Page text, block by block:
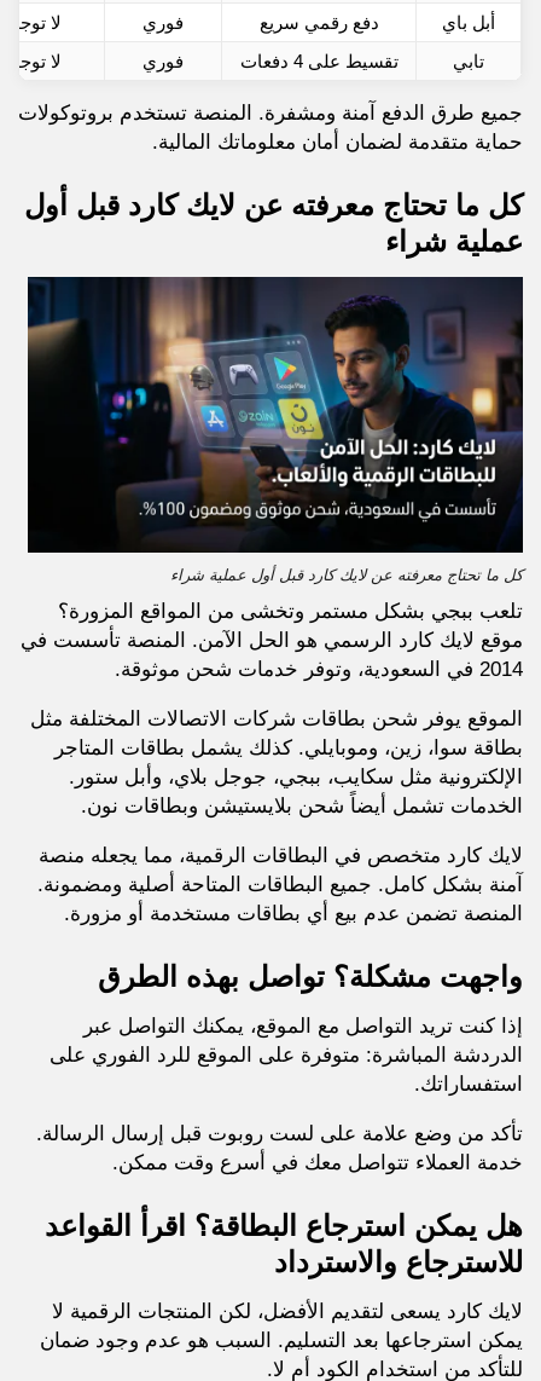
أبل باي دفع رقمي سريع فوري
لا توجد
تابي
تقسيط على 4 دفعات فوري لا توجد
جميع طرق الدفع آمنة ومشفرة. المنصة تستخدم بروتوكولات
حماية متقدمة لضمان أمان معلوماتك المالية.
كل ما تحتاج معرفته عن لايك كارد قبل أول
عملية شراء
كل ما تحتاج معرفته عن لايك كارد قبل أول عملية شراء
تلعب ببجي بشكل مستمر وتخشى من المواقع المزورة؟
موقع لايك كارد الرسمي هو الحل الآمن. المنصة تأسست في
2014 في السعودية، وتوفر خدمات شحن موثوقة.
الموقع يوفر شحن بطاقات شركات الاتصالات المختلفة مثل
بطاقة سوا، زين، وموبايلي. كذلك يشمل بطاقات المتاجر
الإلكترونية مثل سكايب، ببجي، جوجل بلاي، وأبل ستور.
الخدمات تشمل أيضاً شحن بلايستيشن وبطاقات نون.
لايك كارد متخصص في البطاقات الرقمية، مما يجعله منصة
آمنة بشكل كامل. جميع البطاقات المتاحة أصلية ومضمونة.
المنصة تضمن عدم بيع أي بطاقات مستخدمة أو مزورة.
واجهت مشكلة؟ تواصل بهذه الطرق
إذا كنت تريد التواصل مع الموقع، يمكنك التواصل عبر
الدردشة المباشرة: متوفرة على الموقع للرد الفوري على
استفساراتك.
تأكد من وضع علامة على لست روبوت قبل إرسال الرسالة.
خدمة العملاء تتواصل معك في أسرع وقت ممكن.
هل يمكن استرجاع البطاقة؟ اقرأ القواعد
للاسترجاع والاسترداد
لايك كارد يسعى لتقديم الأفضل، لكن المنتجات الرقمية لا
يمكن استرجاعها بعد التسليم. السبب هو عدم وجود ضمان
للتأكد من استخدام الكود أم لا.